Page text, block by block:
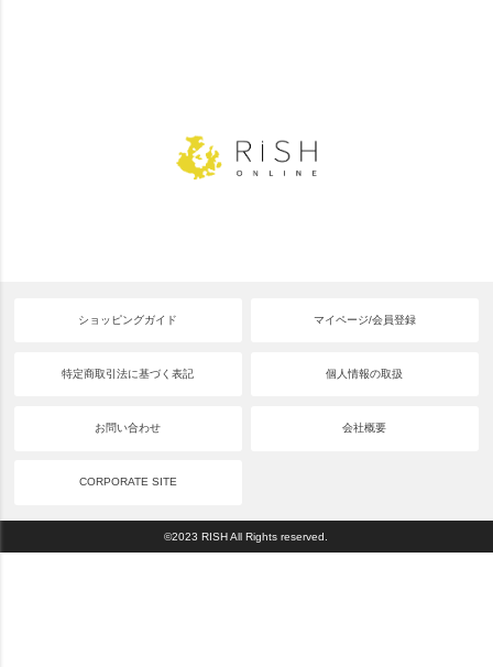
ショッピングガイド マイページ/会員登録
特定商取引法に基づく表記 個人情報の取扱
お問い合わせ 会社概要
CORPORATE SITE
©2023 RISH All Rights reserved.